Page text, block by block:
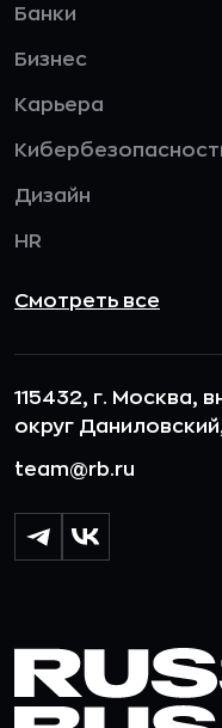
Банки
Бизнес
Карьера
Дизайн
HR
Смотреть все
115432, г. Москва,
округ
team@rb.ru